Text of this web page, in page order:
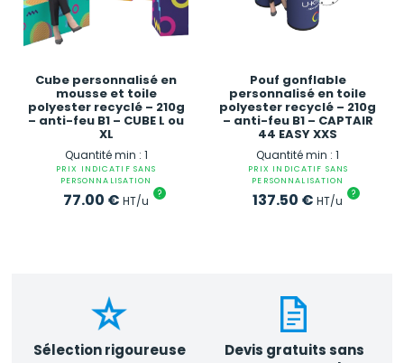
Cube personnalisé en
mousse et toile
polyester recyclé – 210g
– anti-feu B1 – CUBE L ou
XL
Quantité min : 1
PRIX INDICATIF SANS
PERSONNALISATION
77.00 € HT/u ?
Pouf gonflable
personnalisé en toile
polyester recyclé – 210g
– anti-feu B1 – CAPTAIR
44 EASY XXS
Quantité min : 1
PRIX INDICATIF SANS
PERSONNALISATION
137.50 € HT/u ?
Sélection rigoureuse
Devis gratuits sans